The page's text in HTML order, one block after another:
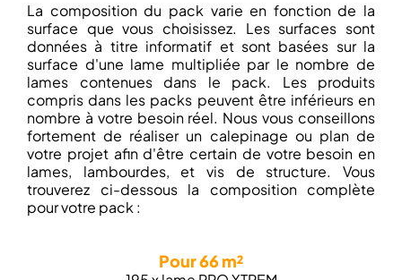
La composition du pack varie en fonction de la
surface que vous choisissez. Les surfaces sont
données à titre informatif et sont basées sur la
surface d'une lame multipliée par le nombre de
lames contenues dans le pack. Les produits
compris dans les packs peuvent être inférieurs en
nombre à votre besoin réel. Nous vous conseillons
fortement de réaliser un calepinage ou plan de
votre projet afin d'être certain de votre besoin en
lames, lambourdes, et vis de structure. Vous
trouverez ci-dessous la composition complète
pour votre pack :
Pour 66 m²